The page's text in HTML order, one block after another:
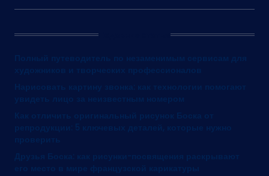
Полный путеводитель по незаменимым сервисам для
художников и творческих профессионалов
Нарисовать картину звонка: как технологии помогают
увидеть лицо за неизвестным номером
Как отличить оригинальный рисунок Боска от
репродукции: 5 ключевых деталей, которые нужно
его место в мире французской карикатуры